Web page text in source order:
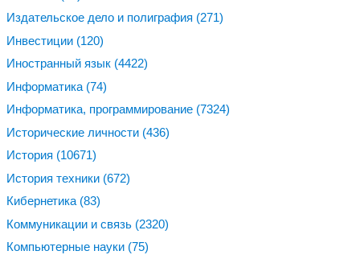
Издательское дело и полиграфия (271)
Инвестиции (120)
Иностранный язык (4422)
Информатика (74)
Информатика, программирование (7324)
Исторические личности (436)
История (10671)
История техники (672)
Кибернетика (83)
Коммуникации и связь (2320)
Компьютерные науки (75)